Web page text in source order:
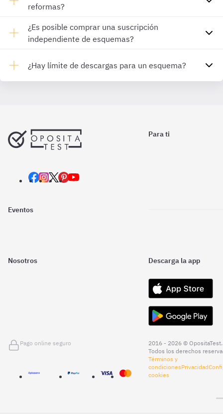
reformas?
¿Es posible comprar una suscripción
independiente de esquemas?
¿Hay límite de descargas para un esquema?
Para ti
Eventos
Nosotros Descarga la app
Pago online seguro
2016 - 2026 © OpositaTest.
Todos los derechos
Términos y
condicionesPrivacidad
cookies